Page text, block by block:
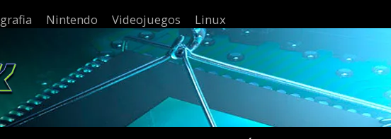
Nintendo Videojuegos Linux